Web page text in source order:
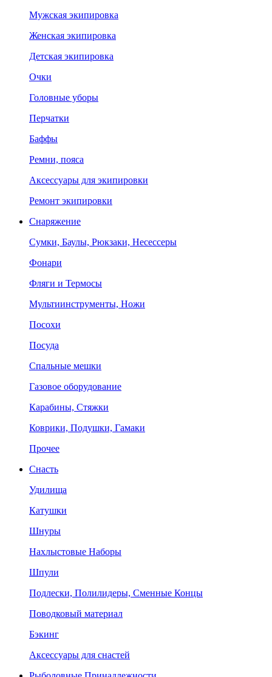
Мужская экипировка
Женская экипировка
Детская экипировка
Очки
Головные уборы
Перчатки
Баффы
Ремни, пояса
Аксессуары для экипировки
Ремонт экипировки
Снаряжение
Сумки, Баулы, Рюкзаки, Несессеры
Фонари
Фляги и Термосы
Мультиинструменты, Ножи
Посохи
Посуда
Спальные мешки
Газовое оборудование
Карабины, Стяжки
Коврики, Подушки, Гамаки
Прочее
Снасть
Удилища
Катушки
Шнуры
Нахлыстовые Наборы
Шпули
Подлески, Полилидеры, Сменные Концы
Поводковый материал
Бэкинг
Аксессуары для снастей